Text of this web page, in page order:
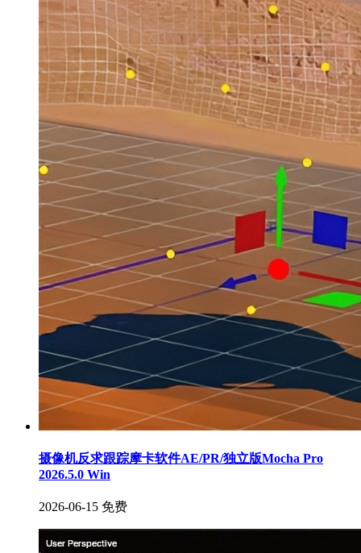
摄像机反求跟踪摩卡软件AE/PR/独立版Mocha Pro
2026.5.0 Win
2026-06-15 免费